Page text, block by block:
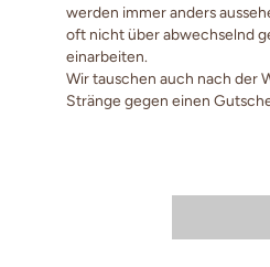
werden immer anders
oft nicht über abwechselnd
einarbeiten.
Wir tauschen auch nach der
Stränge gegen einen